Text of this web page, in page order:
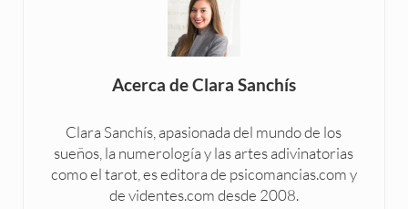
Acerca deClara Sanchís
Clara Sanchís, apasionada del mundo de los
sueños, la numerología y las artes adivinatorias
como el tarot, es editora de psicomancias.com y
de videntes.com desde 2008.